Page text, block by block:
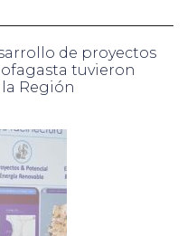
de proyectos
tuvieron
Región